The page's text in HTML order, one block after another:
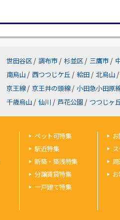
世田谷区 / 調布市 / 杉並区 / 三鷹市 /
南烏山 / 西つつじケ丘 / 給田 / 北烏山 /
京王線 / 京王井の頭線 / 小田急小田原
千歳烏山 / 仙川 / 芦花公園 / つつじヶ
ペット可特集
駅近特集
新築・築浅特集
分譲賃貸特集
一戸建て特集